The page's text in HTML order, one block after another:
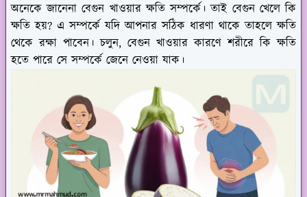
অনেকে জানেনা বেগুন খাওয়ার ক্ষতি সম্পর্কে। তাই বেগুন খেলে কি
ক্ষতি হয়? এ সম্পর্কে যদি আপনার সঠিক ধারণা থাকে তাহলে ক্ষতি
থেকে রক্ষা পাবেন। চলুন, বেগুন খাওয়ার কারণে শরীরে কি ক্ষতি
হতে পারে সে সম্পর্কে জেনে নেওয়া যাক।